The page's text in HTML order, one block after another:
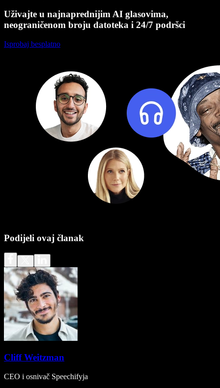
Uživajte u najnaprednijim AI glasovima,
neograničenom broju datoteka i 24/7 podršci
Isprobaj besplatno
Podijeli ovaj članak
Cliff Weitzman
CEO i osnivač Speechifyja